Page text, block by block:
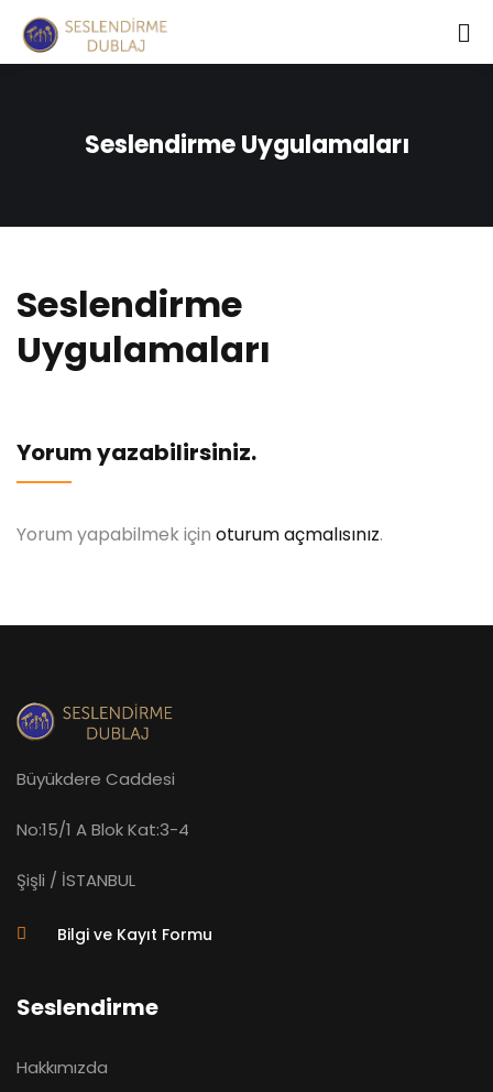
Seslendirme Uygulamaları
Seslendirme
Uygulamaları
Yorum yazabilirsiniz.
Yorum yapabilmek için oturum açmalısınız.
Büyükdere Caddesi
No:15/1 A Blok Kat:3-4
Şişli / İSTANBUL
Bilgi ve Kayıt Formu
Seslendirme
Hakkımızda